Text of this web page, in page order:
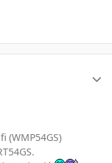
(WMP54GS)